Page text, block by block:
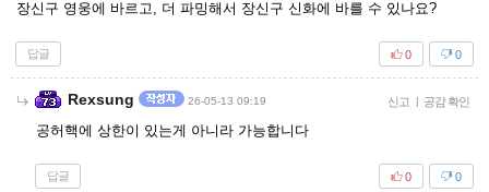
장신구 영웅에 바르고, 더 파밍해서 장신구 신화에 바를 수 있나요?
답글 0
0
Rexsung 26-05-13 09:19 신고 | 공감 확인
공허핵에 상한이 있는게 아니라 가능합니다
답글 0
0